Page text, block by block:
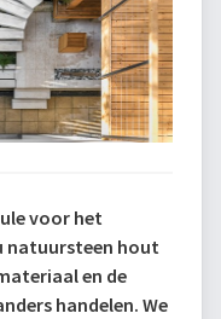
voor het
natuursteen hout
en de
handelen. We